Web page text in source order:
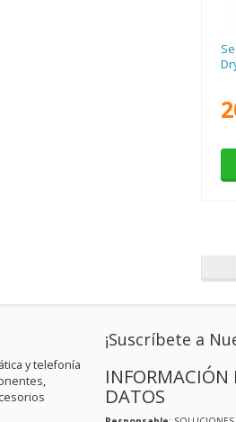
y telefonía
¡Suscríbete a
INFORMACIÓN
DATOS